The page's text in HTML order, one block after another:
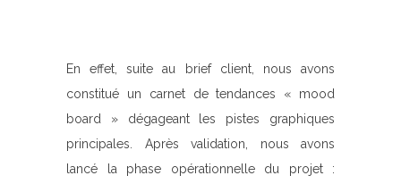
En effet, suite au brief client, nous avons
constitué un carnet de tendances « mood
board » dégageant les pistes graphiques
principales. Après validation, nous avons
lancé la phase opérationnelle du projet :